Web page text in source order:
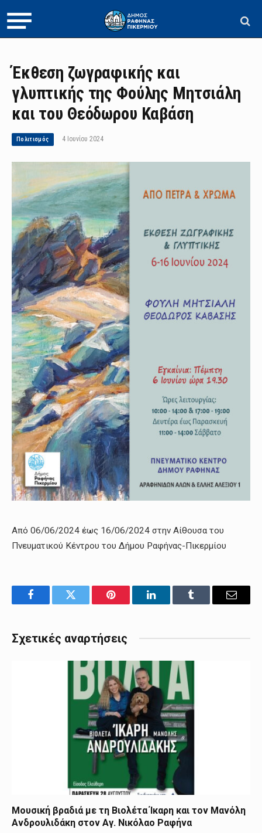
Έκθεση ζωγραφικής και
γλυπτικής της Φούλης Μητσιάλη
και του Θεόδωρου Καβάση
Πολιτισμός 4 Ιουνίου 2024
Από 06/06/2024 έως 16/06/2024 στην Αίθουσα του
Πνευματικού Κέντρου του Δήμου Ραφήνας-Πικερμίου
FacebookTwitter Pinterest LinkedInTumblr Email
Σχετικές αναρτήσεις
Μουσική βραδιά με τη Βιολέτα Ίκαρη και τον Μανόλη
Ανδρουλιδάκη στον Αγ. Νικόλαο Ραφήνα